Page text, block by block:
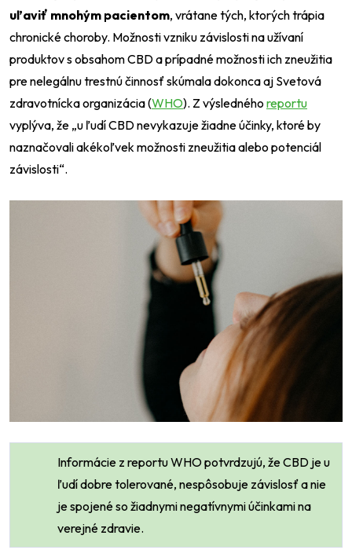
uľaviť mnohým pacientom, vrátane tých, ktorých trápia
chronické choroby. Možnosti vzniku závislosti na užívaní
produktov s obsahom CBD a prípadné možnosti ich zneužitia
pre nelegálnu trestnú činnosť skúmala dokonca aj Svetová
zdravotnícka organizácia (WHO). Z výsledného reportu
vyplýva, že „u ľudí CBD nevykazuje žiadne účinky, ktoré by
naznačovali akékoľvek možnosti zneužitia alebo potenciál
závislosti“.
Informácie z reportu WHO potvrdzujú, že CBD je u
ľudí dobre tolerované, nespôsobuje závislosť a nie
je spojené so žiadnymi negatívnymi účinkami na
verejné zdravie.